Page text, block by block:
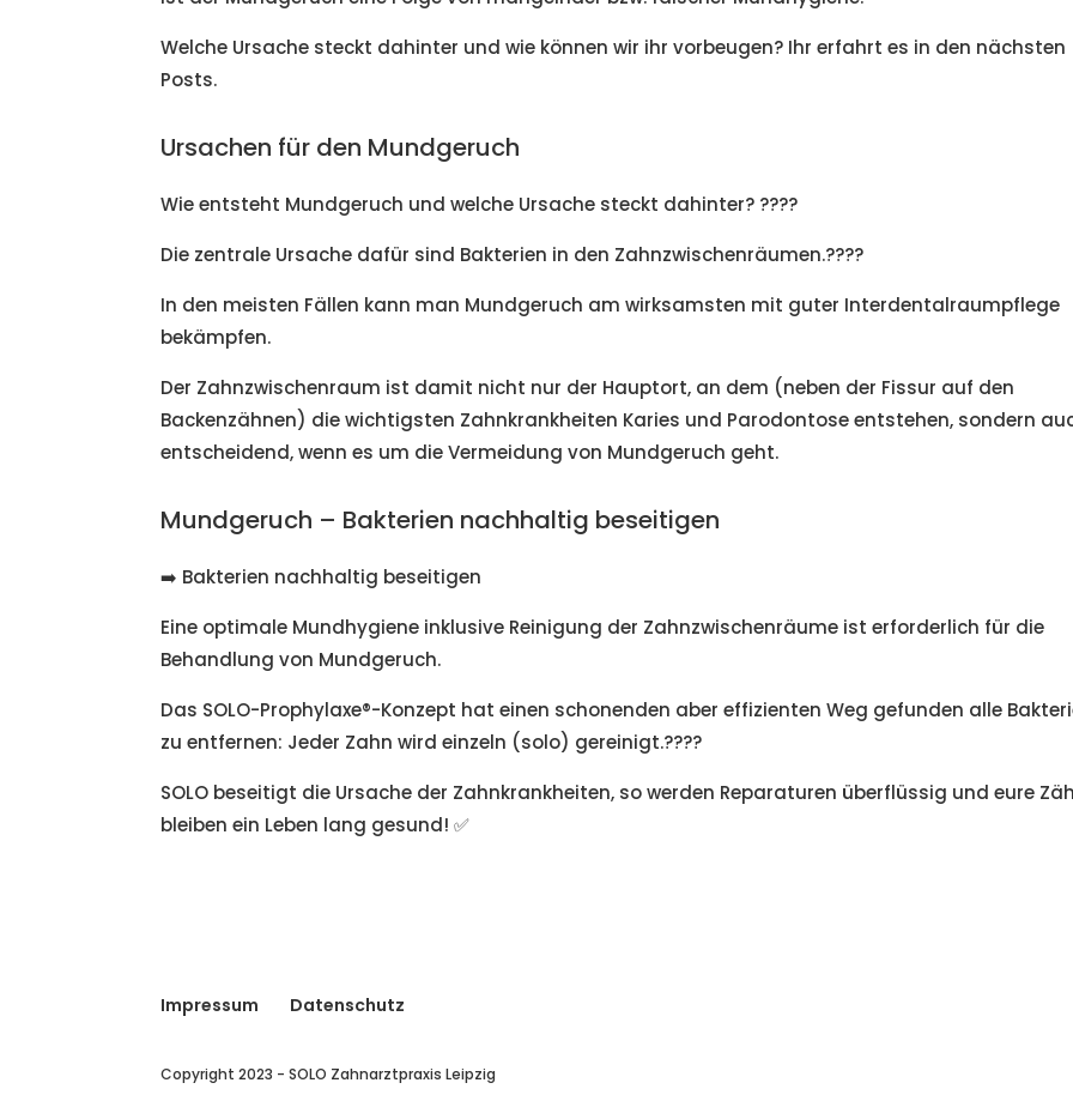
Welche Ursache steckt dahinter und wie können wir ihr vorbeugen? Ihr erfahrt es in den nächsten
Posts.
Ursachen für den Mundgeruch
Wie entsteht Mundgeruch und welche Ursache steckt dahinter? ????
Die zentrale Ursache dafür sind Bakterien in den Zahnzwischenräumen.????
In den meisten Fällen kann man Mundgeruch am wirksamsten mit guter Interdentalraumpflege
bekämpfen.
Der Zahnzwischenraum ist damit nicht nur der Hauptort, an dem (neben der Fissur auf den
Backenzähnen) die wichtigsten Zahnkrankheiten Karies und Parodontose entstehen, sondern
entscheidend, wenn es um die Vermeidung von Mundgeruch geht.
Mundgeruch – Bakterien nachhaltig beseitigen
➡️ Bakterien nachhaltig beseitigen
Eine optimale Mundhygiene inklusive Reinigung der Zahnzwischenräume ist erforderlich für die
Behandlung von Mundgeruch.
Das SOLO-Prophylaxe®️-Konzept hat einen schonenden aber effizienten Weg gefunden alle
zu entfernen: Jeder Zahn wird einzeln (solo) gereinigt.????
SOLO beseitigt die Ursache der Zahnkrankheiten, so werden Reparaturen überflüssig und eure
bleiben ein Leben lang gesund! ✅
Impressum Datenschutz
Copyright 2023 - SOLO Zahnarztpraxis Leipzig